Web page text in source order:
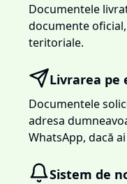
Documentele
documente
teritoriale.
Livrarea pe
Documentele
adresa
WhatsApp, dacă
Sistem de